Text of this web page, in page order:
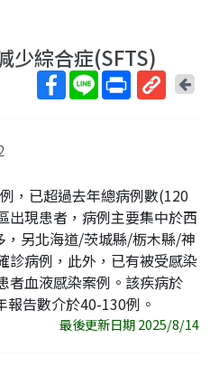
少綜合症(SFTS)
址
回
，已超過去年總病例數(120
出現患者，病例主要集中於西
，另北海道/茨城縣/栃木縣/神
診病例，此外，已有被受感染
者血液感染案例。該疾病於
告數介於40-130例。
最後更新日期 2025/8/14